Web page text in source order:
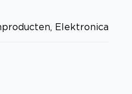
Elektronica